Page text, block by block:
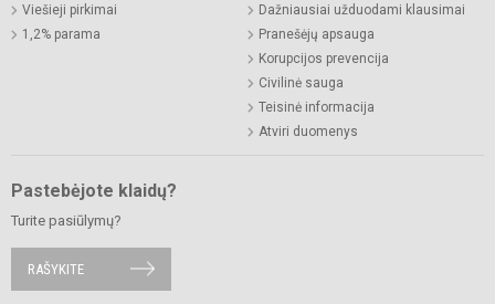
Viešieji pirkimai
1,2% parama
Dažniausiai užduodami klausimai
Pranešėjų apsauga
Korupcijos prevencija
Civilinė sauga
Teisinė informacija
Atviri duomenys
Pastebėjote klaidų?
Turite pasiūlymų?
RAŠYKITE